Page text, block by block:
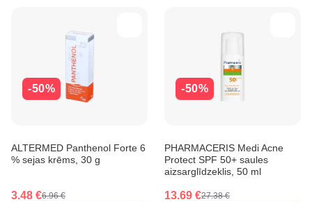
-50%
ALTERMED Panthenol Forte 6
% sejas krēms, 30 g
3.48 €6.96 €
-50%
PHARMACERIS Medi Acne
Protect SPF 50+ saules
aizsarglīdzeklis, 50 ml
13.69 €27.38 €